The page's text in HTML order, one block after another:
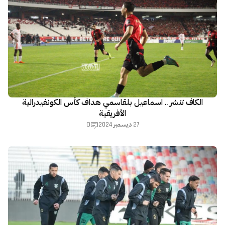
الكاف تنشر .. اسماعيل بلقاسمي هداف كأس الكونفيدرالية
الأفريقية
27 ديسمبر 2024 0